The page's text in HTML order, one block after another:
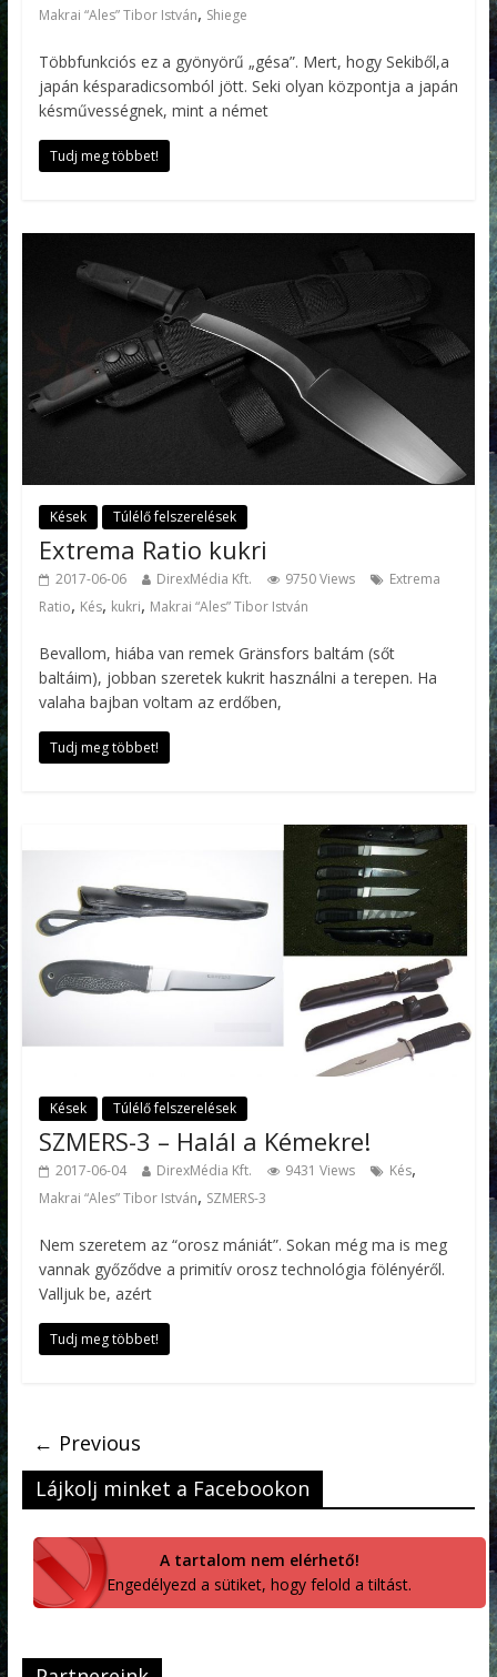
Makrai “Ales” Tibor István, Shiege
Többfunkciós ez a gyönyörű „gésa”. Mert, hogy Sekiből,a
japán késparadicsomból jött. Seki olyan központja a japán
késművességnek, mint a német
Tudj meg többet!
Kések Túlélő felszerelések
Extrema Ratio kukri
2017-06-06 DirexMédia Kft. 9750 Views
Extrema
Ratio, Kés, kukri, Makrai “Ales” Tibor István
Bevallom, hiába van remek Gränsfors baltám (sőt
baltáim), jobban szeretek kukrit használni a terepen. Ha
valaha bajban voltam az erdőben,
Tudj meg többet!
Kések Túlélő felszerelések
SZMERS-3 – Halál a Kémekre!
2017-06-04 DirexMédia Kft. 9431 Views Kés,
Makrai “Ales” Tibor István, SZMERS-3
Nem szeretem az “orosz mániát”. Sokan még ma is meg
vannak győződve a primitív orosz technológia fölényéről.
Valljuk be, azért
Tudj meg többet!
← Previous
Lájkolj minket a Facebookon
A tartalom nem elérhető!
Engedélyezd a sütiket, hogy felold a tiltást.